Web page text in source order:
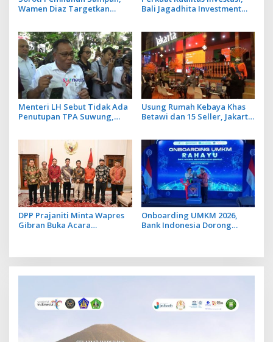
Wamen Diaz Targetkan
Bali Jagadhita Investment
Investor
Menteri LH Sebut Tidak Ada
Penutupan TPA Suwung,
Usung Rumah Kebaya Khas
Betawi dan 15 Seller, Jakarta
BBTF 2026
DPP Prajaniti Minta Wapres
Gibran Buka Acara
Onboarding UMKM 2026,
Bank Indonesia Dorong